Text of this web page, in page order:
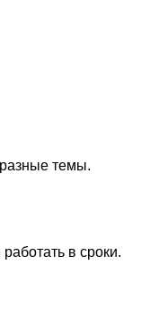
темы.
в сроки.